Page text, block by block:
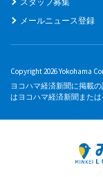
メールニュース登録
Copyright 2026 Yokohama
ヨコハマ経済新聞に掲載
はヨコハマ経済新聞または